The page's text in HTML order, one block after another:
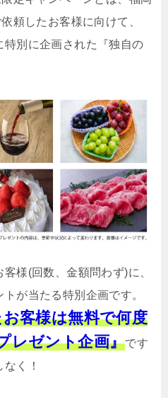
頼したお客様に向けて、
特別に企画された『独自の
様(回数、金額問わず)に、
が当たる特別企画です。
客様は無料で何度
レゼント企画』です
く！